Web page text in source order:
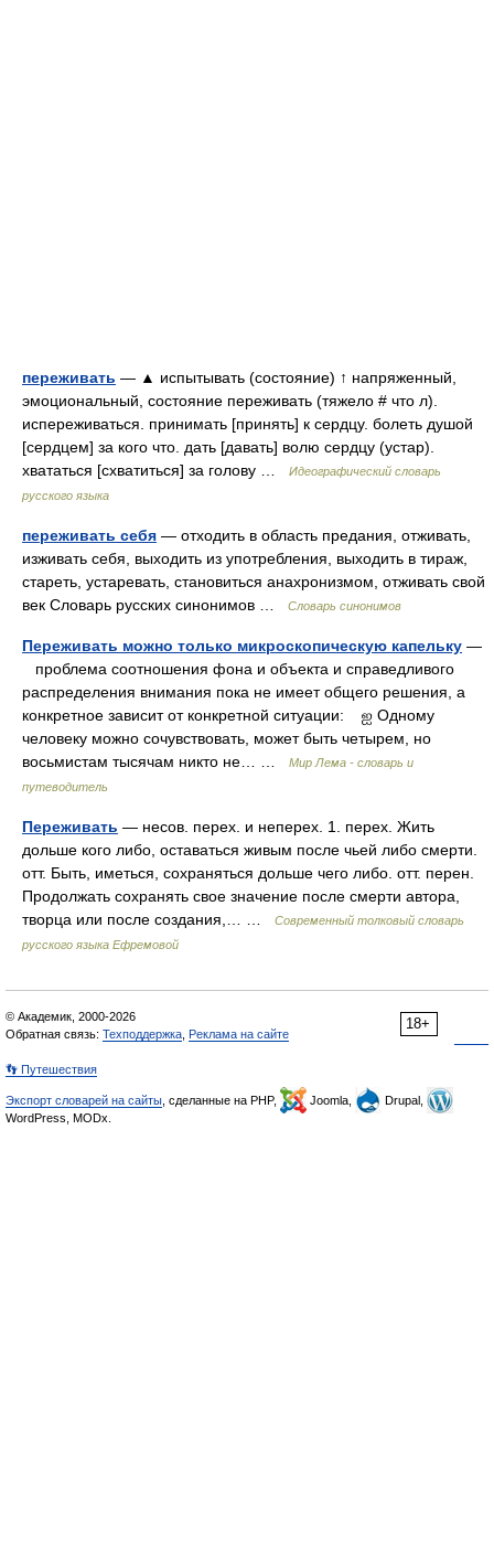
переживать — ▲ испытывать (состояние) ↑ напряженный,
эмоциональный, состояние переживать (тяжело # что л).
испереживаться. принимать [принять] к сердцу. болеть душой
[сердцем] за кого что. дать [давать] волю сердцу (устар).
хвататься [схватиться] за голову …
Идеографический словарь
русского языка
переживать себя — отходить в область предания, отживать,
изживать себя, выходить из употребления, выходить в тираж,
стареть, устаревать, становиться анахронизмом, отживать свой
век Словарь русских синонимов …
Словарь синонимов
Переживать можно только микроскопическую капельку —
проблема соотношения фона и объекта и справедливого
распределения внимания пока не имеет общего решения, а
конкретное зависит от конкретной ситуации: ஐ Одному
человеку можно сочувствовать, может быть четырем, но
восьмистам тысячам никто не… …
Мир Лема - словарь и
путеводитель
Переживать — несов. перех. и неперех. 1. перех. Жить
дольше кого либо, оставаться живым после чьей либо смерти.
отт. Быть, иметься, сохраняться дольше чего либо. отт. перен.
Продолжать сохранять свое значение после смерти автора,
творца или после создания,… …
Современный толковый словарь
русского языка Ефремовой
18+
© Академик, 2000-2026
Обратная связь: Техподдержка Реклама на сайте
👣 Путешествия
Экспорт словарей на сайты , сделанные на PHP, Joomla,
Drupal,
WordPress, MODx.